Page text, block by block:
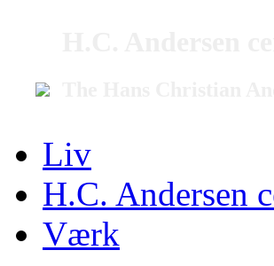
Liv
H.C. Andersen
Værk